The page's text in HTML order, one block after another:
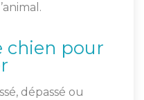
chien pour
dépassé ou